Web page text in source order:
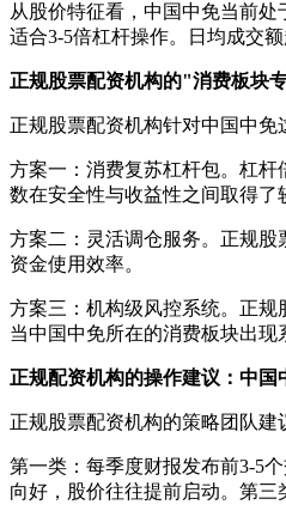
从股价特征看，中国中免当前
适合3-5倍杠杆操作。日均成交
正规股票配资机构的"消费板块
正规股票配资机构针对中国中免
方案一：消费复苏杠杆包。杠杆
数在安全性与收益性之间取得了
方案二：灵活调仓服务。正规
资金使用效率。
方案三：机构级风控系统。正规
当中国中免所在的消费板块出现
正规配资机构的操作建议：中
正规股票配资机构的策略团队建
第一类：每季度财报发布前3-5
向好，股价往往提前启动。第三